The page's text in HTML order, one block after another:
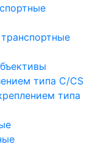
типа C/CS
типа